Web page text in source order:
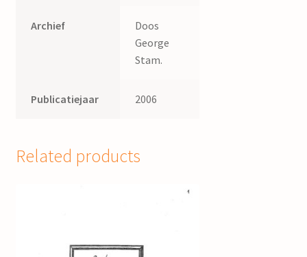
Archief
Doos
George
Stam.
Publicatiejaar 2006
Related products